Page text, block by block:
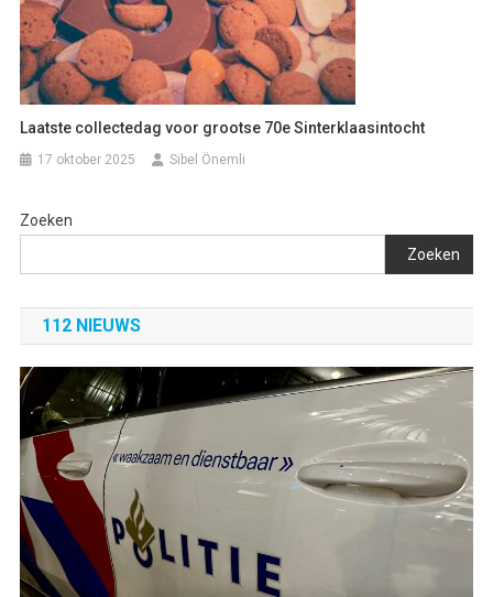
Laatste collectedag voor grootse 70e Sinterklaasintocht
17 oktober 2025 Sibel Önemli
Zoeken
Zoeken
112 NIEUWS